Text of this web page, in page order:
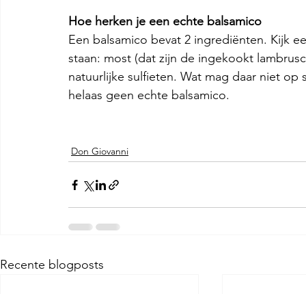
Hoe herken je een echte balsamico
Een balsamico bevat 2 ingrediënten. Kijk
staan: most (dat zijn de ingekookt
natuurlijke sulfieten. Wat mag daar niet
helaas geen echte balsamico.
Don Giovanni
Recente blogposts